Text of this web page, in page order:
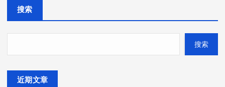
搜索
搜索
近期文章